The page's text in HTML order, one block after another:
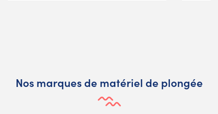
Nos marques de matériel de plongée